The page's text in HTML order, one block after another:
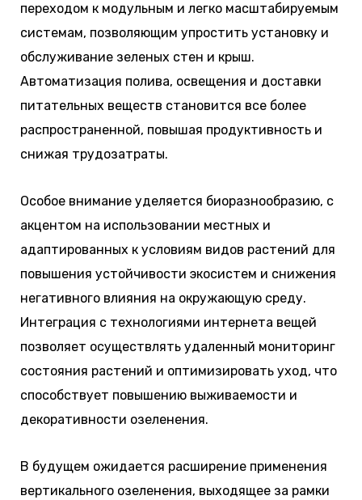
переходом к модульным и легко масштабируемым
системам, позволяющим упростить установку и
обслуживание зеленых стен и крыш.
Автоматизация полива, освещения и доставки
питательных веществ становится все более
распространенной, повышая продуктивность и
снижая трудозатраты.
Особое внимание уделяется биоразнообразию, с
акцентом на использовании местных и
адаптированных к условиям видов растений для
повышения устойчивости экосистем и снижения
негативного влияния на окружающую среду.
Интеграция с технологиями интернета вещей
позволяет осуществлять удаленный мониторинг
состояния растений и оптимизировать уход, что
способствует повышению выживаемости и
декоративности озеленения.
В будущем ожидается расширение применения
вертикального озеленения, выходящее за рамки